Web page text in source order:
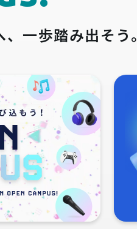
一歩踏み出そう。